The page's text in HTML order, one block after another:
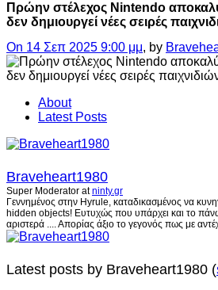
Πρώην στέλεχος Nintendo
δεν δημιουργεί νέες σειρές
On 14 Σεπ 2025 9:00 μμ, by
About
Latest Posts
Braveheart1980
Super Moderator atninty.gr
Γεννημένος στην Hyrule, καταδικασμένος να
hidden objects! Ευτυχώς που υπάρχει και το
αριστερά .... Απορίας άξιο το γεγονός πως με
Latest posts by Braveheart1980 (